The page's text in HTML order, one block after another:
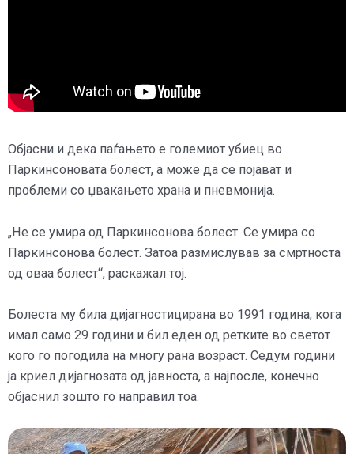
Објасни и дека паѓањето е големиот убиец во
Паркинсоновата болест, а може да се појават и
проблеми со џвакањето храна и пневмонија.
„Не се умира од Паркинсонова болест. Се умира со
Паркинсонова болест. Затоа размислував за смртноста
од оваа болест“, раскажал тој.
Болеста му била дијагностицирана во 1991 година, кога
имал само 29 години и бил еден од ретките во светот
кого го погодила на многу рана возраст. Седум години
ја криел дијагнозата од јавноста, а најпосле, конечно
објаснил зошто го направил тоа.